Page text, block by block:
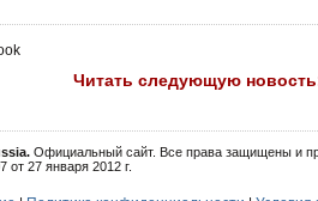
Читать следующую
Официальный сайт. Все права защищены и
27 января 2012 г.